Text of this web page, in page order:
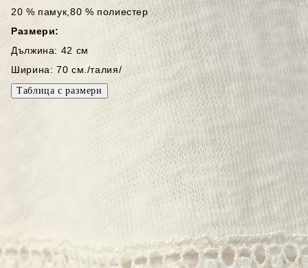
20 % памук,80 % полиестер
Размери:
Дължина: 42 см
Ширина: 70 см./талия/
0.200 кг